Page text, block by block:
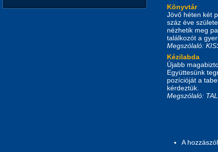
Könyvtár
Jövő héten két
száz éve
nézhetik meg
találkozót a
Megszólaló:
Kézilabda
Újabb
Együttesünk
pozícióját a
kérdeztük.
Megszólaló:
A